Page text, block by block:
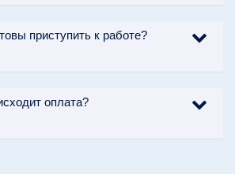
приступить к работе?
оплата?